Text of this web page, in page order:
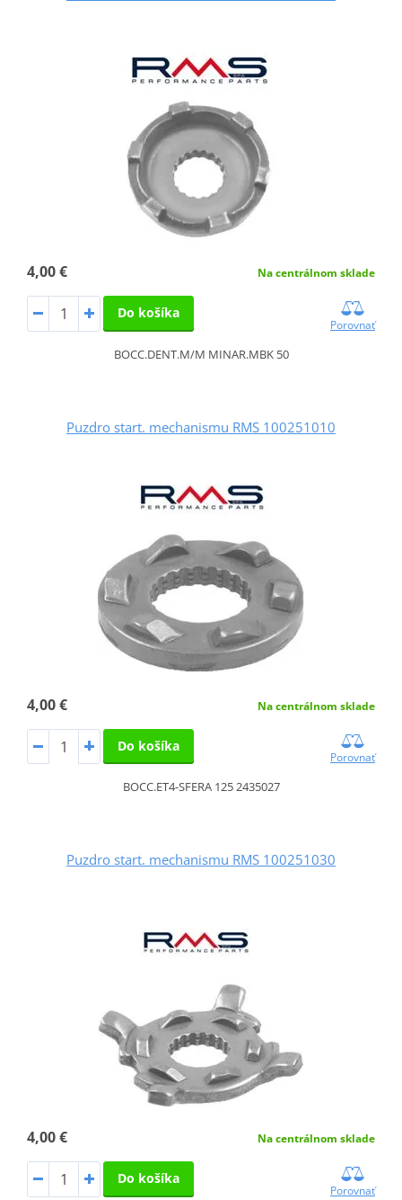
4,00 € Na centrálnom sklade
Do košíka
Porovnať
BOCC.DENT.M/M MINAR.MBK 50
Puzdro start. mechanismu RMS 100251010
4,00 € Na centrálnom sklade
Do košíka
Porovnať
BOCC.ET4-SFERA 125 2435027
Puzdro start. mechanismu RMS 100251030
4,00 € Na centrálnom sklade
Do košíka
Porovnať